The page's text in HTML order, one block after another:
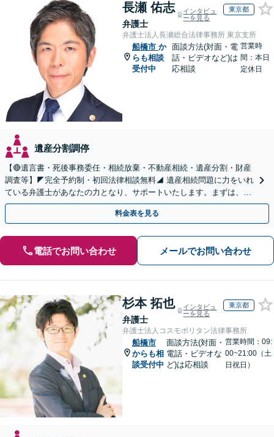
長瀬 佑志
弁護士
インタビュ
ーを見る
東京都
弁護士法人長瀬総合法律事務所 東京支所
船橋市 か
らも相談
受付中
面談方法(対面・電
話・ビデオなど)は
応相談
営業時
間：本日
定休日
遺産分割調停
【🔴遺言書・死後事務委任・相続放棄・不動産相続・遺産分割・財産
調査等】◤完全予約制・初回法律相談無料◢ 遺産相続問題に力をいれ
ている弁護士があなたの力となり、サポートいたします。まずは、お
気軽にお問い合わせください。
料金表を見る
電話でお問い合わせ メールでお問い合わせ
杉本 拓也
弁護士
インタビュ
ーを見る
東京都
弁護士法人コスモポリタン法律事務所
船橋市
からも相
談受付中
面談方法(対面・
電話・ビデオな
ど)は応相談
営業時間：09:
00~21:00（土
日祝日）